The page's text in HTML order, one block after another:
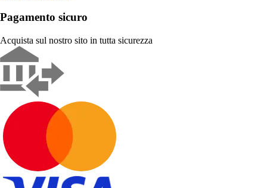
Pagamento sicuro
Acquista sul nostro sito in tutta sicurezza